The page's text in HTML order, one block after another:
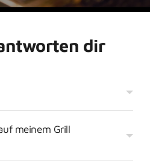
dir
meinem Grill